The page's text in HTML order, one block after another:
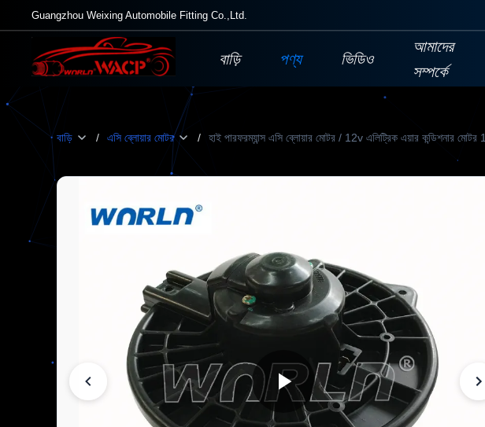
Guangzhou Weixing Automobile Fitting Co.,Ltd.
বাড়ি পণ্য ভিডিও
আমাদের
সম্পর্কে
বাড়ি / এসি ব্লোয়ার মোটর / হাই পারফরম্যান্স এসি ব্লোয়ার মোটর / 12v এলিট্রিক এয়ার কন্ডিশনার